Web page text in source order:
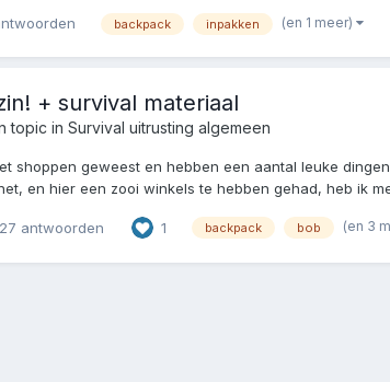
backpack inpakken (en 1 meer)
+ survival materiaal
topic in Survival uitrusting algemeen
shoppen geweest en hebben een aantal leuke
en hier een zooi winkels te hebben gehad, heb ik
27 antwoorden 1 backpack bob (en 3